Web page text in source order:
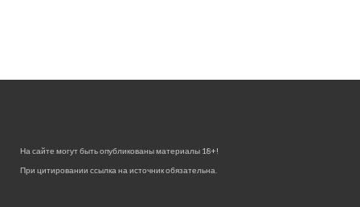
На сайте могут быть опубликованы материалы 18+!
При цитировании ссылка на источник обязательна.